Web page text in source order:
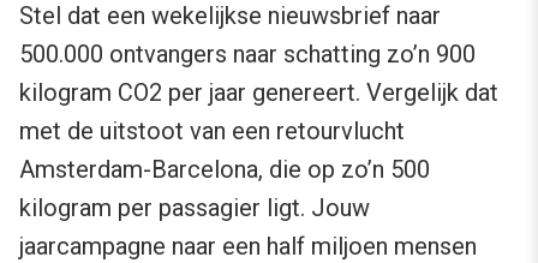
Stel dat een wekelijkse nieuwsbrief naar
500.000 ontvangers naar schatting zo’n 900
kilogram CO2 per jaar genereert. Vergelijk dat
met de uitstoot van een retourvlucht
Amsterdam-Barcelona, die op zo’n 500
kilogram per passagier ligt. Jouw
jaarcampagne naar een half miljoen mensen